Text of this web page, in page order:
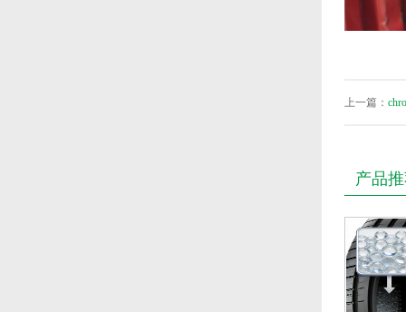
上一篇：
产品